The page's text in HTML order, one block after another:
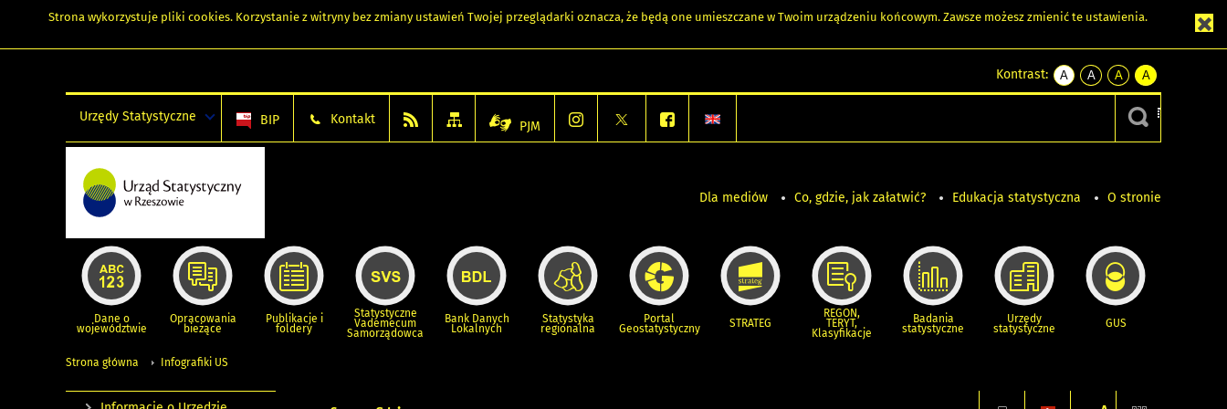
Strona wykorzystuje pliki cookies. Korzystanie z witryny bez zmiany ustawień Twojej przeglądarki oznacza, że będą one umieszczane w Twoim urządzeniu końcowym. Zawsze możesz zmienić te ustawienia.
Kontrast:
A
kontrast
A
kontrast
czarnym
A
kontrast
żółty
tekst
czarnym
A
kontrast
czarny
tekst
żółtym
Urzędy Statystyczne BIP Kontakt PJM
Dla mediów Co, gdzie, jak załatwić? Edukacja statystyczna O stronie
Dane o
województwie
Opracowania
bieżące
Publikacje i
foldery
Statystyczne
Vademecum
Samorządowca
Bank Danych
Lokalnych
Statystyka
regionalna
Portal
Geostatystyczny STRATEG
REGON,
TERYT,
Klasyfikacje
Badania
statystyczne
Urzędy
statystyczne GUS
Strona główna Infografiki US